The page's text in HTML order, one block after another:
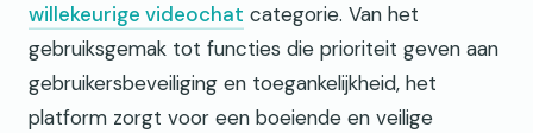
willekeurige videochat categorie. Van het
gebruiksgemak tot functies die prioriteit geven aan
gebruikersbeveiliging en toegankelijkheid, het
platform zorgt voor een boeiende en veilige